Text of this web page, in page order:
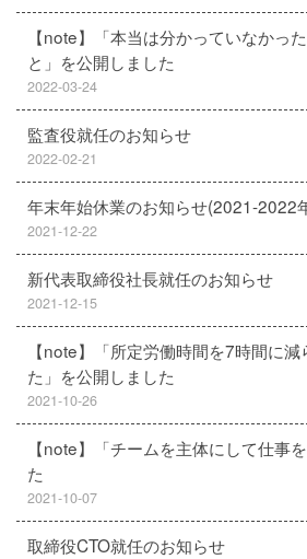
【note】「本当は分かっていなかっ
と」を公開しました
2022-03-24
監査役就任のお知らせ
2022-02-21
年末年始休業のお知らせ(2021-2022
2021-12-22
新代表取締役社長就任のお知らせ
2021-12-15
【note】「所定労働時間を7時間に
た」を公開しました
2021-10-26
【note】「チームを主体にして仕事
た
2021-10-07
取締役CTO就任のお知らせ